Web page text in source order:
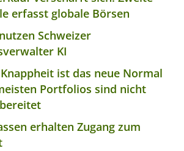
erfasst globale Börsen
Schweizer
KI
ist das neue Normal
Portfolios sind nicht
erhalten Zugang zum